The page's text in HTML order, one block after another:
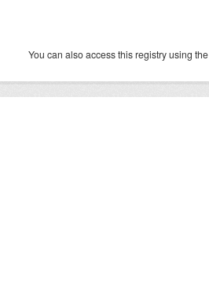
You can also access this registry using the